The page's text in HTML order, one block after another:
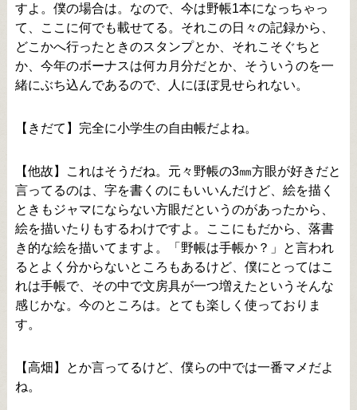
すよ。僕の場合は。なので、今は野帳1本になっちゃっ
て、ここに何でも載せてる。それこの日々の記録から、
どこかへ行ったときのスタンプとか、それこそぐちと
か、今年のボーナスは何カ月分だとか、そういうのを一
緒にぶち込んであるので、人にほぼ見せられない。
【きだて】完全に小学生の自由帳だよね。
【他故】これはそうだね。元々野帳の3㎜方眼が好きだと
言ってるのは、字を書くのにもいいんだけど、絵を描く
ときもジャマにならない方眼だというのがあったから、
絵を描いたりもするわけですよ。ここにもだから、落書
き的な絵を描いてますよ。「野帳は手帳か？」と言われ
るとよく分からないところもあるけど、僕にとってはこ
れは手帳で、その中で文房具が一つ増えたというそんな
感じかな。今のところは。とても楽しく使っておりま
す。
【高畑】とか言ってるけど、僕らの中では一番マメだよ
ね。